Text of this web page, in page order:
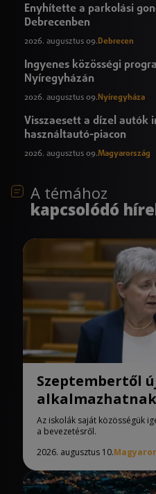
Enyhítette a parkolási
Debrecenben
2026. augusztus 09.Debrecen
Ingyenes közösségi
Nyíregyházán
2026. augusztus 09. Nyíregyháza
Visszaesett a dízel autók
használtautó-piacon
2026. augusztus 09.Magyarország
A témához
kapcsolódó
Szeptembertől
iskolák
Az iskolák saját közösségük
a bevezetésről.
2026. augusztus 10.